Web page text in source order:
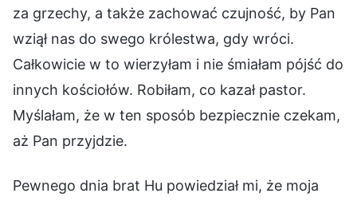
za grzechy, a także zachować czujność, by Pan
wziął nas do swego królestwa, gdy wróci.
Całkowicie w to wierzyłam i nie śmiałam pójść do
innych kościołów. Robiłam, co kazał pastor.
Myślałam, że w ten sposób bezpiecznie czekam,
aż Pan przyjdzie.
Pewnego dnia brat Hu powiedział mi, że moja